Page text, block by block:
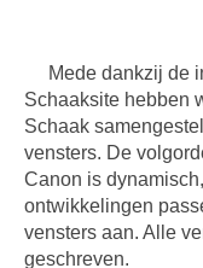
Mede dankzij de
Schaaksite hebben
Schaak
vensters. De
Canon is
ontwikkelingen
vensters aan. Alle
geschreven.